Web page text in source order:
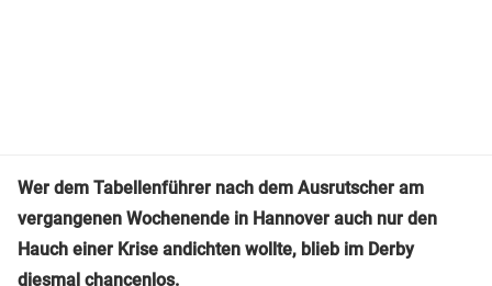
Wer dem Tabellenführer nach dem Ausrutscher am
vergangenen Wochenende in Hannover auch nur den
Hauch einer Krise andichten wollte, blieb im Derby
diesmal chancenlos.